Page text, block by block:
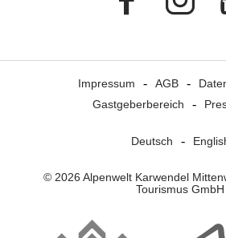
Impressum AGB
Gastgeberbereich
Deutsch
© 2026 Alpenwelt Karwendel
Tourismus GmbH